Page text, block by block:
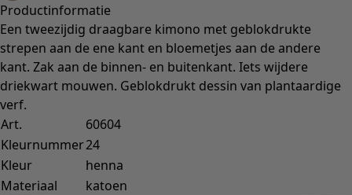
Productinformatie
Een tweezijdig draagbare kimono met geblokdrukte
strepen aan de ene kant en bloemetjes aan de andere
kant. Zak aan de binnen- en buitenkant. Iets wijdere
driekwart mouwen. Geblokdrukt dessin van plantaardige
verf.
Art.
60604
Kleurnummer24
Kleur
henna
Materiaal
katoen